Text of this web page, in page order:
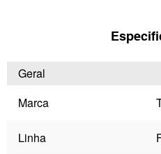
Geral
Marca
Linha